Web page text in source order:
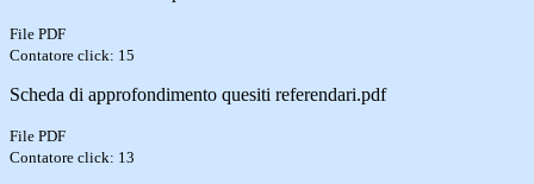
File PDF
Contatore click: 15
Scheda di approfondimento quesiti referendari.pdf
File PDF
Contatore click: 13